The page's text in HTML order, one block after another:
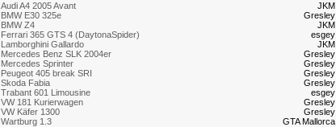
JKM
Audi A4 2005 Avant
Gresley
BMW E30 325e
JKM
BMW Z4
esgey
Ferrari 365 GTS 4 (DaytonaSpider)
JKM
Lamborghini Gallardo
Gresley
Mercedes Benz SLK 2004er
Gresley
Mercedes Sprinter
Gresley
Peugeot 405 break SRI
Gresley
Skoda Fabia
esgey
Trabant 601 Limousine
Gresley
VW 181 Kurierwagen
Gresley
VW Käfer 1300
GTA Mallorca
Wartburg 1.3